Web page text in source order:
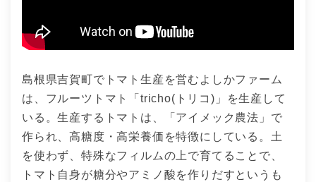
島根県吉賀町でトマト生産を営むよしかファーム
は、フルーツトマト「tricho(トリコ)」を生産して
いる。生産するトマトは、「アイメック農法」で
作られ、高糖度・高栄養価を特徴にしている。土
を使わず、特殊なフィルムの上で育てることで、
トマト自身が糖分やアミノ酸を作りだすというも